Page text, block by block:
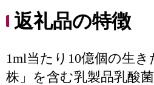
返礼品の特徴
1ml当たり10億個の生
株」を含む乳製品乳酸菌